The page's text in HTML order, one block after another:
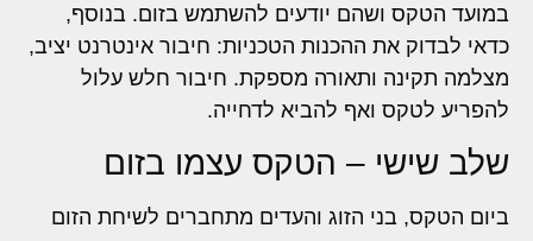
במועד הטקס ושהם יודעים להשתמש בזום. בנוסף,
כדאי לבדוק את ההכנות הטכניות: חיבור אינטרנט יציב,
מצלמה תקינה ותאורה מספקת. חיבור חלש עלול
להפריע לטקס ואף להביא לדחייה.
שלב שישי – הטקס עצמו בזום
ביום הטקס, בני הזוג והעדים מתחברים לשיחת הזום